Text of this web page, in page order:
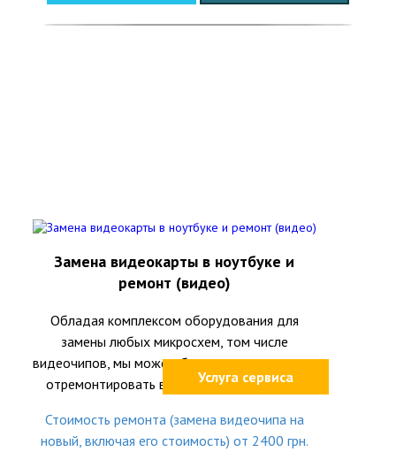
Услуга сервиса
Замена видеокарты в ноутбуке и
ремонт (видео)
Обладая комплексом оборудования для
замены любых микросхем, том числе
видеочипов, мы можем быстро и качественно
отремонтировать видеокарту в ноутбуке.
Стоимость ремонта (замена видеочипа на
новый, включая его стоимость) от 2400 грн.